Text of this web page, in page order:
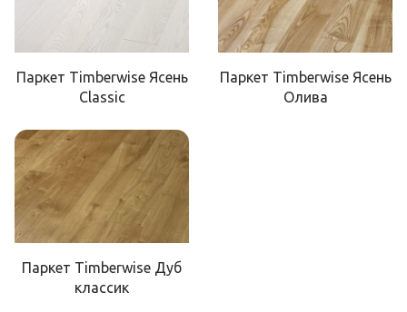
Паркет Timberwise Ясень
Classic
Паркет Timberwise Ясень
Олива
Паркет Timberwise Дуб
классик